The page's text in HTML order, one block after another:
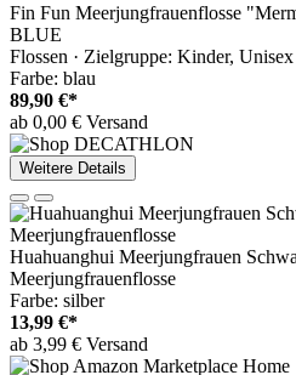
Fin Fun Meerjungfrauenflosse
BLUE
Flossen · Zielgruppe: Kinder,
Farbe: blau
89,90 €*
ab 0,00 € Versand
Weitere Details
Huahuanghui Meerjungfrauen
Meerjungfrauenflosse
Farbe: silber
13,99 €*
ab 3,99 € Versand